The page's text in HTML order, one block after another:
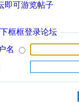
即可游览帖子
框框登录论坛
名